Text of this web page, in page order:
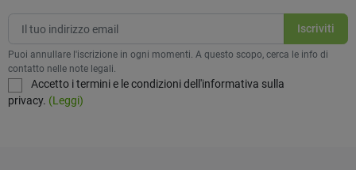
Puoi annullare l'iscrizione in ogni momenti. A questo scopo, cerca le info di
contatto nelle note legali.
Accetto i termini e le condizioni dell'informativa sulla
privacy. (Leggi)